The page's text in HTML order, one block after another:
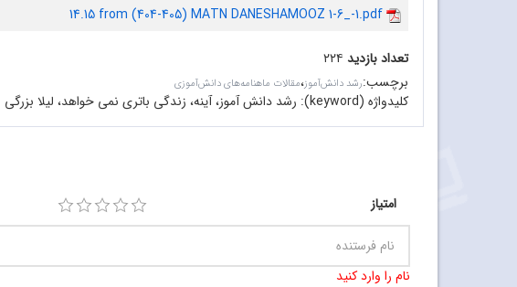
14.15 from (404-405) MATN DANESHAMOOZ 1-6_-1.pdf
تعداد بازدید ۲۲۴
برچسب:رشد دانش‌آموز،مقالات ماهنامه‌های دانش‌آموزی
کلیدواژه (keyword): رشد دانش آموز، آینه، زندگی باتری نمی خواهد، لیلا بزرگی
امتیاز
نام را وارد کنید